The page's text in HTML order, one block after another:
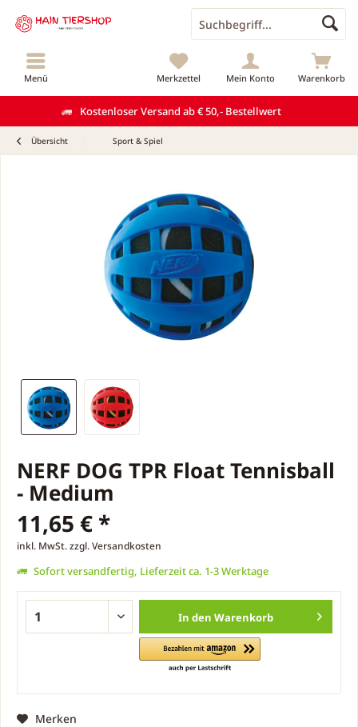
Kostenloser Versand ab € 50,- Bestellwert
Menü Warenkorb
Merkzettel Mein Konto
Übersicht Sport & Spiel
NERF DOG TPR Float Tennisball
- Medium
11,65 € *
inkl. MwSt.zzgl. Versandkosten
Sofort versandfertig, Lieferzeit ca. 1-3 Werktage
In den Warenkorb
Merken